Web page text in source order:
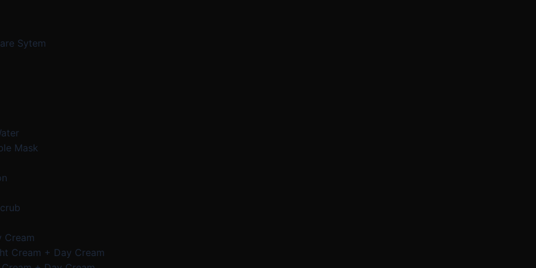
Sytem
Mask
Cream
Cream + Day Cream